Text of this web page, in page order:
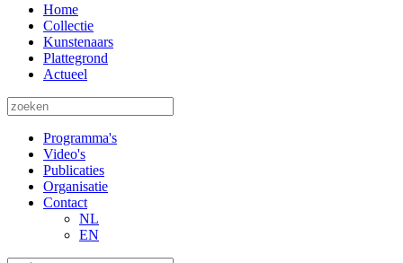
Home
Collectie
Kunstenaars
Plattegrond
Actueel
Programma's
Video's
Publicaties
Organisatie
Contact
NL
EN